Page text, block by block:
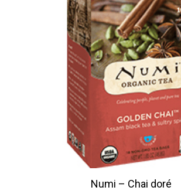
Numi – Chai doré